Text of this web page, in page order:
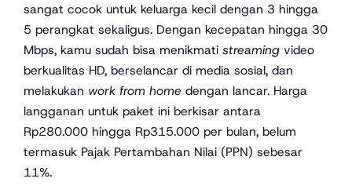
sangat cocok untuk keluarga kecil dengan 3 hingga
5 perangkat sekaligus. Dengan kecepatan hingga 30
Mbps, kamu sudah bisa menikmati streaming video
berkualitas HD, berselancar di media sosial, dan
melakukan work from home dengan lancar. Harga
langganan untuk paket ini berkisar antara
Rp280.000 hingga Rp315.000 per bulan, belum
termasuk Pajak Pertambahan Nilai (PPN) sebesar
11%.